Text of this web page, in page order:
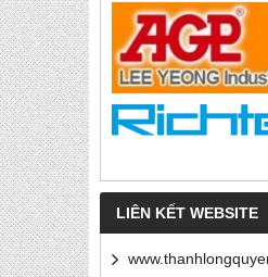
LIÊN KẾT WEBSITE